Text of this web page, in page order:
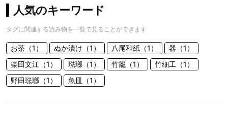
人気のキーワード
タグに関連する読み物を一覧で見ることができます
お茶（1） ぬか漬け（1） 八尾和紙（1）
器（1）
柴田文江（1）
琺瑯（1） 竹籠（1）
竹細工（1）
野田琺瑯（1）
魚皿（1）